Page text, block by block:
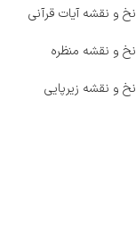
نخ و نقشه آیات قرآنی
نخ و نقشه منظره
نخ و نقشه زیرپایی